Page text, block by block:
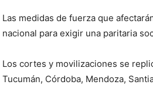
Las medidas de fuerza que
nacional para exigir una paritaria
Los cortes y movilizaciones se
Tucumán, Córdoba, Mendoza,